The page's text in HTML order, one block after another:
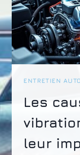
ENTRETIEN AUTO
Les
leur